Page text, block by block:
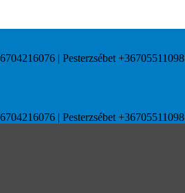
| Pesterzsébet +36705511098
| Pesterzsébet +36705511098